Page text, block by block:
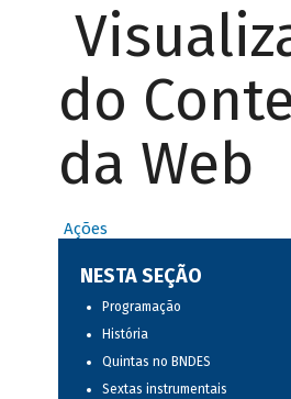
do
da Web
Ações
NESTA SEÇÃO
Programação
História
Quintas no BNDES
Sextas instrumentais